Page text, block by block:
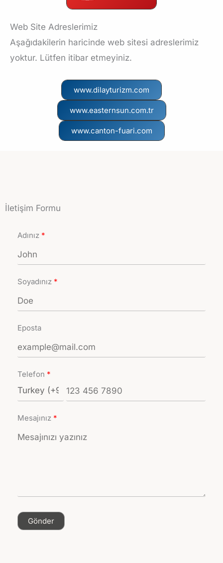
Web Site Adreslerimiz
Aşağıdakilerin haricinde web sitesi adreslerimiz
yoktur. Lütfen itibar etmeyiniz.
www.dilayturizm.com
www.easternsun.com.tr
www.canton-fuari.com
İletişim Formu
Adınız
Soyadınız
Eposta
Telefon
Mesajınız
Gönder